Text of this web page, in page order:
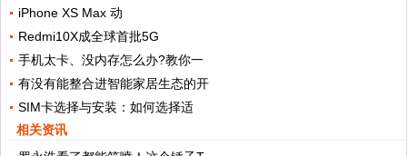
iPhone XS Max 动
Redmi10X成全球首批5G
手机太卡、没内存怎么办?教你一
有没有能整合进智能家居生态的开
SIM卡选择与安装：如何选择适
相关资讯